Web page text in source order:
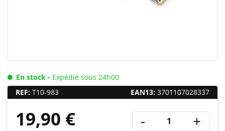
En stock - Expédié sous 24h00
REF: T10-983 EAN13: 3701107028337
19,90 € - +